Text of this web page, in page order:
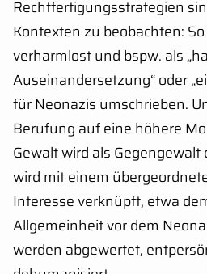
Rechtfertigungsstrategien
Kontexten zu beobachten:
verharmlost und bspw. als
Auseinandersetzung“ oder
für Neonazis umschrieben.
Berufung auf eine höhere
Gewalt wird als
wird mit einem
Interesse verknüpft, etwa
Allgemeinheit vor dem
werden abgewertet,